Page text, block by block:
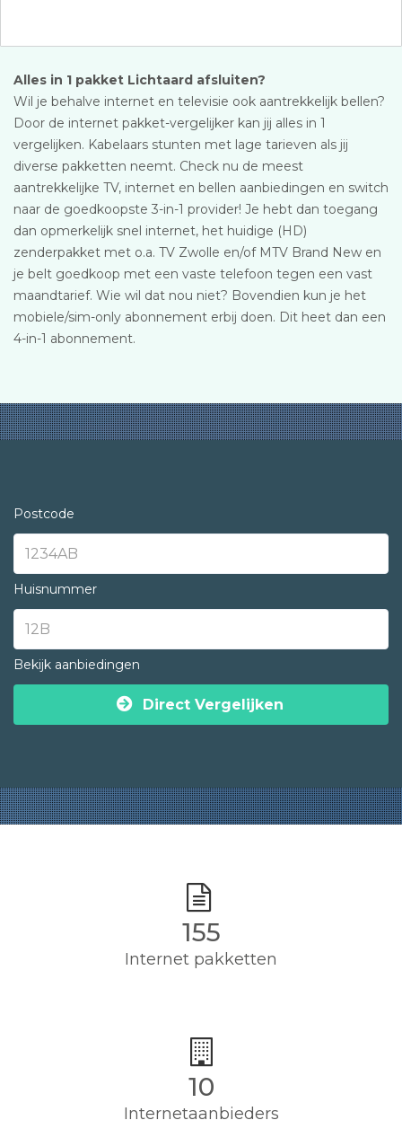
Alles in 1 pakket Lichtaard afsluiten?
Wil je behalve internet en televisie ook aantrekkelijk bellen?
Door de internet pakket-vergelijker kan jij alles in 1
vergelijken. Kabelaars stunten met lage tarieven als jij
diverse pakketten neemt. Check nu de meest
aantrekkelijke TV, internet en bellen aanbiedingen en switch
naar de goedkoopste 3-in-1 provider! Je hebt dan toegang
dan opmerkelijk snel internet, het huidige (HD)
zenderpakket met o.a. TV Zwolle en/of MTV Brand New en
je belt goedkoop met een vaste telefoon tegen een vast
maandtarief. Wie wil dat nou niet? Bovendien kun je het
mobiele/sim-only abonnement erbij doen. Dit heet dan een
4-in-1 abonnement.
Postcode
Huisnummer
Bekijk aanbiedingen
Direct Vergelijken
155
Internet pakketten
10
Internetaanbieders